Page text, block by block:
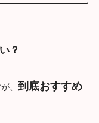
？
、 到底おすすめ